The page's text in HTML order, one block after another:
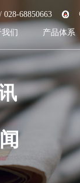
028-68850663
们 产品体系